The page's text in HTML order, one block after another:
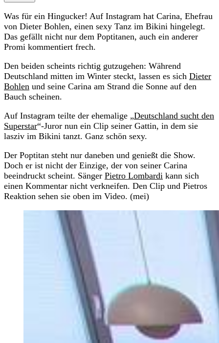
Was für ein Hingucker! Auf Instagram hat Carina, Ehefrau
von Dieter Bohlen, einen sexy Tanz im Bikini hingelegt.
Das gefällt nicht nur dem Poptitanen, auch ein anderer
Promi kommentiert frech.
Den beiden scheints richtig gutzugehen: Während
Deutschland mitten im Winter steckt, lassen es sich Dieter
Bohlen und seine Carina am Strand die Sonne auf den
Bauch scheinen.
Auf Instagram teilte der ehemalige „Deutschland sucht den
Superstar“-Juror nun ein Clip seiner Gattin, in dem sie
lasziv im Bikini tanzt. Ganz schön sexy.
Der Poptitan steht nur daneben und genießt die Show.
Doch er ist nicht der Einzige, der von seiner Carina
beeindruckt scheint. Sänger Pietro Lombardi kann sich
einen Kommentar nicht verkneifen. Den Clip und Pietros
Reaktion sehen sie oben im Video. (mei)